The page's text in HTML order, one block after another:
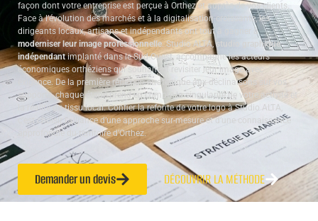
façon dont votre entreprise est perçue à Orthez et auprès de vos clients.
Face à l’évolution des marchés et à la digitalisation croissante, les
dirigeants locaux, artisans et indépendants ont tout à gagner à
moderniser leur image professionnelle. Studio ALTA,studio graphique
indépendantimplanté dans le Sud-Ouest, accompagne les acteurs
économiques orthéziens qui souhaitent revisiter leur image avec
exigence. De la première réflexion stratégique aux déclinaisons sur vos
supports, chaque étape prend en compte la singularité de votre activité et
la réalité du tissu local. Confier la refonte de votre logo à Studio ALTA,
c’est choisir l’alliance d’une approche sur-mesure et d’une connaissance
approfondie du territoire d’Orthez.
Demander un devis DÉCOUVRIR LA MÉTHODE